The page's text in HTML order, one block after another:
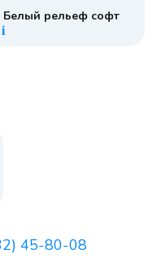
Белый рельеф софт
i
45-80-08